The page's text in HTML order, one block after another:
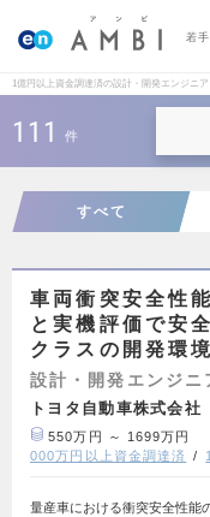
若
1億円以上資金調達済の設計・開発エンジニ
111 件
すべて
車両衝突安全性
と実機評価で安
クラスの開発環境
設計・開発エンジニ
トヨタ自動車株式会社
550万円 ～ 1699万円
000万円以上資金調達済
量産車における衝突安全性能